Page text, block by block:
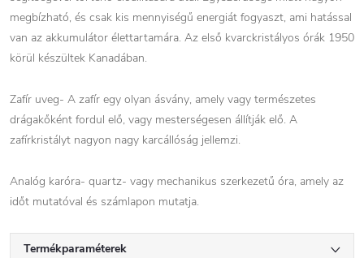
megbízható, és csak kis mennyiségű energiát fogyaszt, ami hatással
van az akkumulátor élettartamára. Az első kvarckristályos órák 1950
körül készültek Kanadában.
Zafír uveg- A zafír egy olyan ásvány, amely vagy természetes
drágakőként fordul elő, vagy mesterségesen állítják elő. A
zafírkristályt nagyon nagy karcállóság jellemzi.
Analóg karóra- quartz- vagy mechanikus szerkezetű óra, amely az
időt mutatóval és számlapon mutatja.
Termékparaméterek